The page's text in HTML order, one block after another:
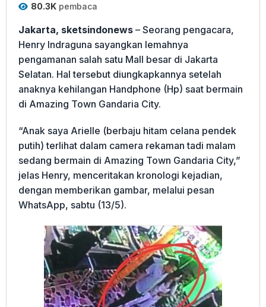
80.3K pembaca
Jakarta, sketsindonews – Seorang pengacara,
Henry Indraguna sayangkan lemahnya
pengamanan salah satu Mall besar di Jakarta
Selatan. Hal tersebut diungkapkannya setelah
anaknya kehilangan Handphone (Hp) saat bermain
di Amazing Town Gandaria City.
“Anak saya Arielle (berbaju hitam celana pendek
putih) terlihat dalam camera rekaman tadi malam
sedang bermain di Amazing Town Gandaria City,”
jelas Henry, menceritakan kronologi kejadian,
dengan memberikan gambar, melalui pesan
WhatsApp, sabtu (13/5).